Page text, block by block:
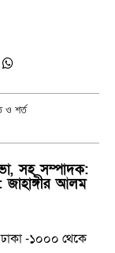
WhatsApp
ও শর্ত
সহ সম্পাদক:
জাহাঙ্গীর আলম
-১০০০ থেকে